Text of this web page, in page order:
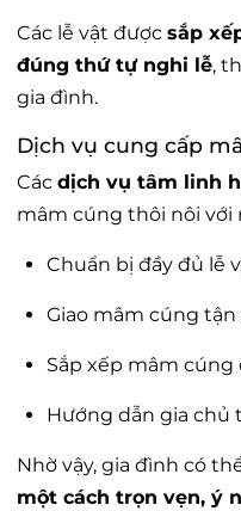
Các lễ vật được sắp
đúng thứ tự nghi lễ,
gia đình.
Dịch vụ cung cấp
Các dịch vụ tâm linh
mâm cúng thôi nôi với
Chuẩn bị đầy đủ lễ
Giao mâm cúng
Sắp xếp mâm
Hướng dẫn gia chủ
Nhờ vậy, gia đình có
một cách trọn vẹn, ý